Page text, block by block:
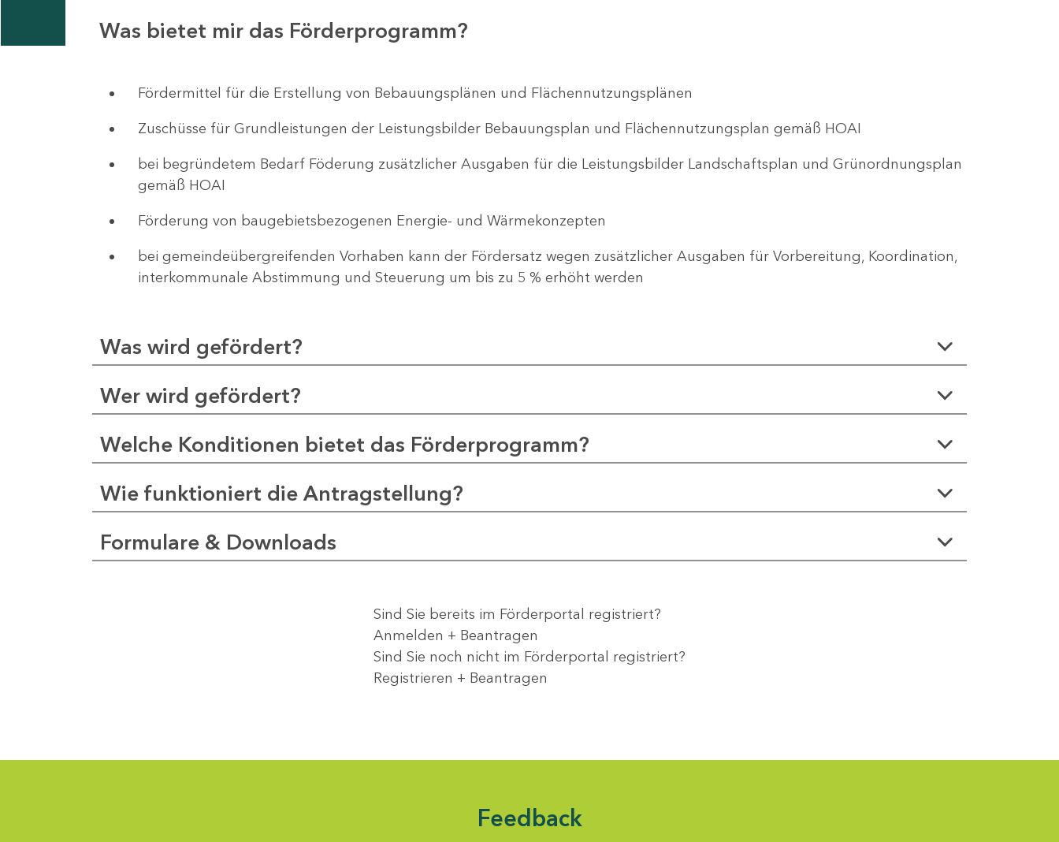
Was bietet mir das Förderprogramm?
Fördermittel für die Erstellung von Bebauungsplänen und Flächennutzungsplänen
Zuschüsse für Grundleistungen der Leistungsbilder Bebauungsplan und Flächennutzungsplan gemäß HOAI
bei begründetem Bedarf Föderung zusätzlicher Ausgaben für die Leistungsbilder Landschaftsplan und Grünordnungsplan
gemäß HOAI
Förderung von baugebietsbezogenen Energie- und Wärmekonzepten
bei gemeindeübergreifenden Vorhaben kann der Fördersatz wegen zusätzlicher Ausgaben für Vorbereitung, Koordination,
interkommunale Abstimmung und Steuerung um bis zu 5 % erhöht werden
Was wird gefördert?
Wer wird gefördert?
Welche Konditionen bietet das Förderprogramm?
Wie funktioniert die Antragstellung?
Formulare & Downloads
Sind Sie bereits im Förderportal registriert?
Anmelden + Beantragen
Sind Sie noch nicht im Förderportal registriert?
Registrieren + Beantragen
Feedback